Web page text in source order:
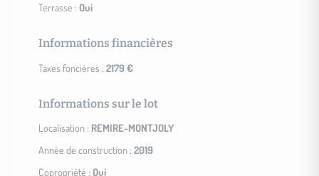
Terrasse :Oui
Informations financières
Taxes foncières :2179 €
Informations sur le lot
Localisation : REMIRE-MONTJOLY
Année de construction :2019
Copropriété :Oui